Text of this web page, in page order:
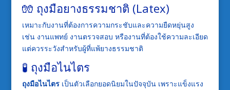
🧤 ถุงมือยางธรรมชาติ (Latex)
เหมาะกับงานที่ต้องการความกระชับและความยืดหยุ่นสูง
เช่น งานแพทย์ งานตรวจสอบ หรืองานที่ต้องใช้ความละเอียด
แต่ควรระวังสำหรับผู้ที่แพ้ยางธรรมชาติ
🧪 ถุงมือไนไตร
ถุงมือไนไตรเป็นตัวเลือกยอดนิยมในปัจจุบัน เพราะแข็งแรง